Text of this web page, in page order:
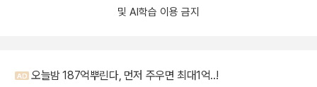
및 AI학습 이용 금지